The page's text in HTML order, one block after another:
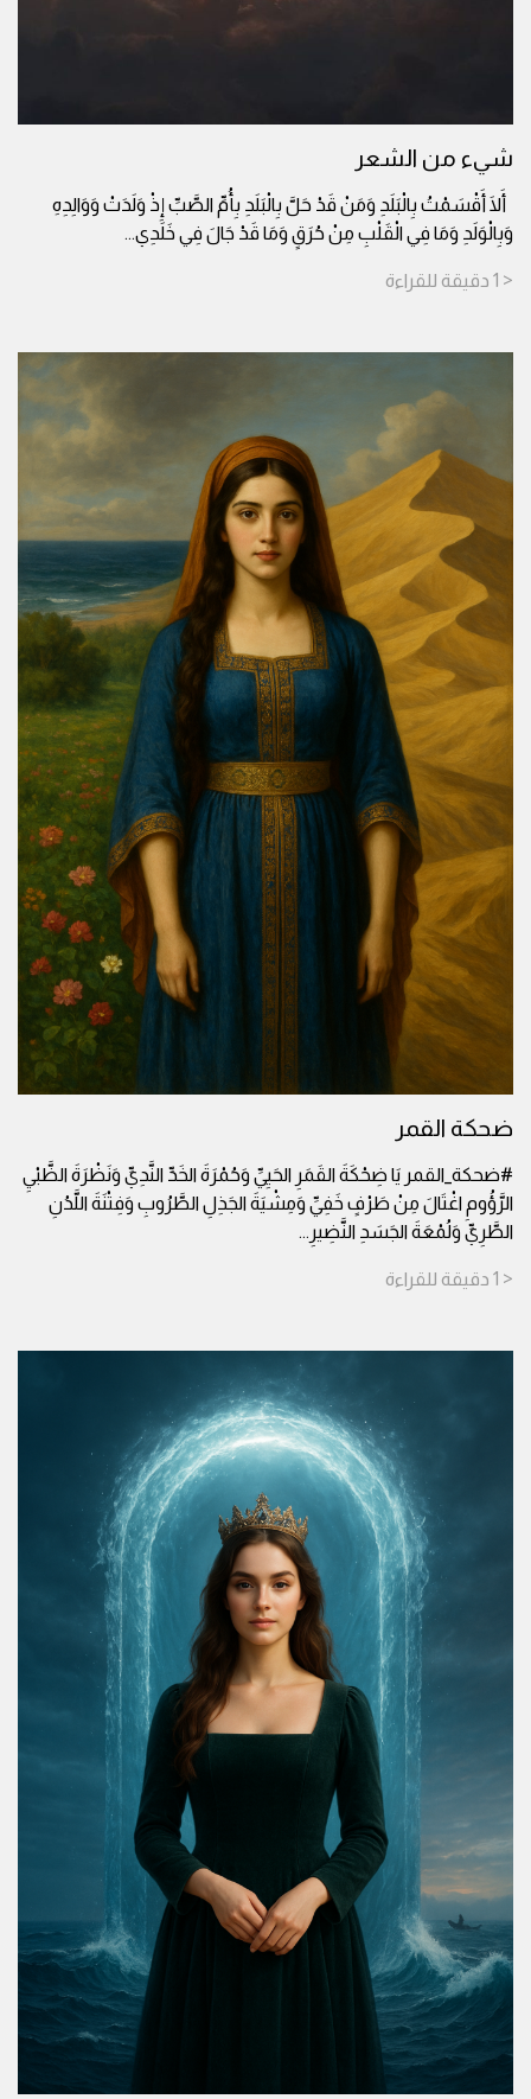
شيء من الشعر
أَلَا أَقْسَمْتُ بِالْبَلَدِ وَمَنْ قَدْ حَلَّ بِالْبَلَدِ بِأُمِّ الصَّبِّ إِذْ وَلَدَتْ وَوَالِدِهِ
وَبِالْوَلَدِ وَمَا فِي الْقَلْبِ مِنْ حُرَقٍ وَمَا قَدْ جَالَ فِي خَلَدِي...
< 1 دقيقة للقراءة
ضحكة القمر
#ضحكة_القمر يَا ضِحْكَةَ القَمَرِ الحَيِيِّ وَحُمْرَةَ الخَدِّ النَّدِيِّ وَنَظْرَةَ الظَّبْيِ
الرَّؤُومِ اغْتَالَ مِنْ طَرْفٍ خَفِيِّ وَمِشْيَةَ الجَذِلِ الطَّرُوبِ وَفِتْنَةَ اللَّدُنِ
الطَّرِيِّ وَلُمْعَةَ الجَسَدِ النَّضِيرِ ...
< 1 دقيقة للقراءة